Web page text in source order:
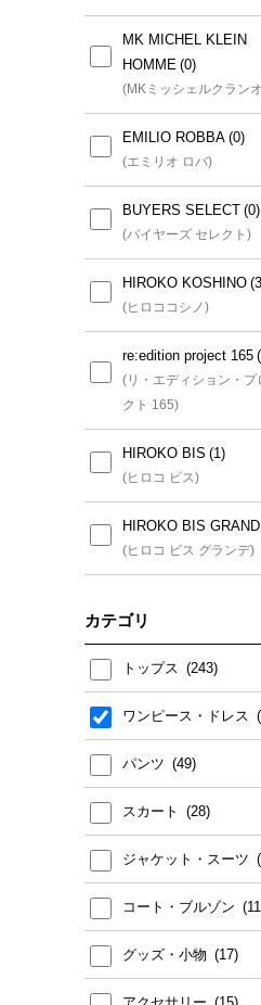
いサイズ))
GEORGES RECH(小
(ジョルジュレッシュ(小
イズ))
CHRISTIAN AUJARD(
いサイズ)
さいサイズ))
HIROKO BIS(小さい
(ヒロコビス(小さいサ
MICHEL KLEIN(小さ
ズ)
(ミッシェルクラン(小さ
ズ))
MK MICHEL KLEIN(
サイズ)
(小さいサイズ))
MK MICHEL KLEIN
HOMME
(MKミッシェルクラン
EMILIO ROBBA
(エミリオ ロバ)
BUYERS SELECT
(バイヤーズ セレクト)
HIROKO KOSHINO
(ヒロココシノ)
re:edition project 165
(リ・エディション・プ
クト 165)
HIROKO BIS
(ヒロコ ビス)
HIROKO BIS
(ヒロコ ビス グランデ)
カテゴリ
トップス
ワンピース・ドレス
パンツ
スカート
ジャケット・スーツ
コート・ブルゾン
グッズ・小物